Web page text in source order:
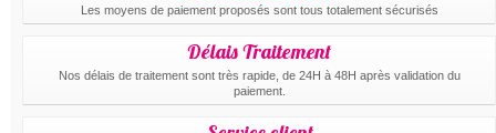
Les moyens de paiement proposés sont tous totalement sécurisés
Délais Traitement
Nos délais de traitement sont très rapide, de 24H à 48H après validation du
paiement.